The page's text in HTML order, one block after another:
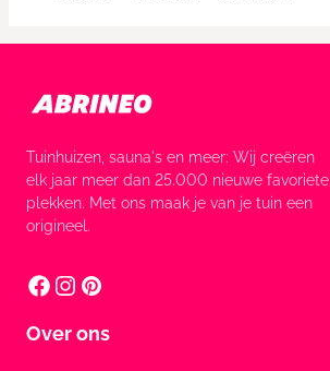
Tuinhuizen, sauna's en meer: Wij creëren
elk jaar meer dan 25.000 nieuwe favoriete
plekken. Met ons maak je van je tuin een
origineel.
Over ons